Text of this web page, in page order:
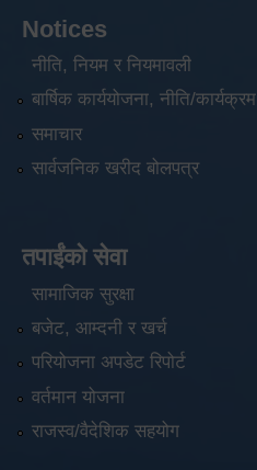
Notices
नीति, नियम र नियमावली
बार्षिक कार्ययोजना, नीति/कार्यक्रम
समाचार
सार्वजनिक खरीद बोलपत्र
तपाईंको सेवा
सामाजिक सुरक्षा
बजेट, आम्दनी र खर्च
परियोजना अपडेट रिपोर्ट
वर्तमान योजना
राजस्व/वैदेशिक सहयोग